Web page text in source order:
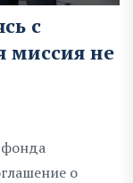
с
миссия не
фонда
о